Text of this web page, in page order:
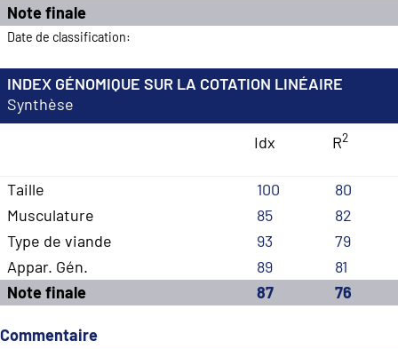
Note finale
Date de classification:
INDEX GÉNOMIQUE SUR LA COTATION LINÉAIRE
Synthèse
Idx
R2
Taille 100
80
Musculature
85
82
Type de viande
93
79
Appar. Gén.
89
81
Note finale
87 76
Commentaire